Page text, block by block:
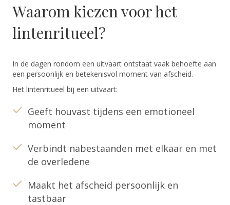
Waarom kiezen voor het
lintenritueel?
In de dagen rondom een uitvaart ontstaat vaak behoefte aan
een persoonlijk en betekenisvol moment van afscheid.
Het lintenritueel bij een uitvaart:
Geeft houvast tijdens een emotioneel
moment
Verbindt nabestaanden met elkaar en met
de overledene
Maakt het afscheid persoonlijk en
tastbaar